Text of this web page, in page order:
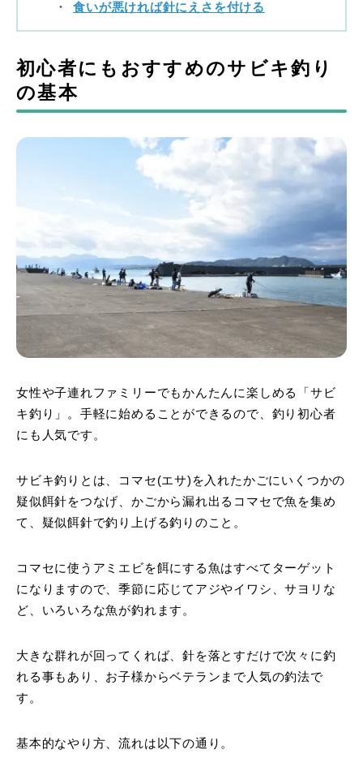
食いが悪ければ針にえさを付ける
初心者にもおすすめのサビキ釣り
の基本
女性や子連れファミリーでもかんたんに楽しめる「サビ
キ釣り」。手軽に始めることができるので、釣り初心者
にも人気です。
サビキ釣りとは、コマセ(エサ)を入れたかごにいくつかの
疑似餌針をつなげ、かごから漏れ出るコマセで魚を集め
て、疑似餌針で釣り上げる釣りのこと。
コマセに使うアミエビを餌にする魚はすべてターゲット
になりますので、季節に応じてアジやイワシ、サヨリな
ど、いろいろな魚が釣れます。
大きな群れが回ってくれば、針を落とすだけで次々に釣
れる事もあり、お子様からベテランまで人気の釣法で
す。
基本的なやり方、流れは以下の通り。